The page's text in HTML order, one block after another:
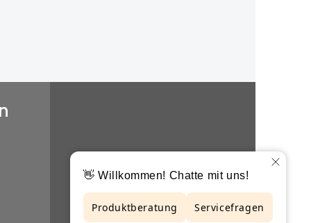
Abonniere den kostenlosen
Newsletter und verpasse keine
Neuigkeit oder Aktion.